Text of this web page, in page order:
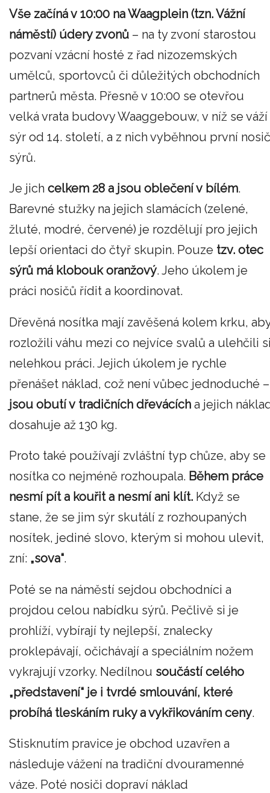
Vše začíná v 10:00 na Waagplein (tzn. Vážní
náměstí) údery zvonů – na ty zvoní starostou
pozvaní vzácní hosté z řad nizozemských
umělců, sportovců či důležitých obchodních
partnerů města. Přesně v 10:00 se otevřou
velká vrata budovy Waaggebouw, v níž se váží
sýr od 14. století, a z nich vyběhnou první
sýrů.
Je jich celkem 28 a jsou oblečení v bílém.
Barevné stužky na jejich slamácích (zelené,
žluté, modré, červené) je rozdělují pro jejich
lepší orientaci do čtyř skupin. Pouze tzv. otec
sýrů má klobouk oranžový. Jeho úkolem je
práci nosičů řídit a koordinovat.
Dřevěná nosítka mají zavěšená kolem krku,
rozložili váhu mezi co nejvíce svalů a ulehčili
nelehkou práci. Jejich úkolem je rychle
přenášet náklad, což není vůbec jednoduché –
jsou obutí v tradičních dřevácích a jejich
dosahuje až 130 kg.
Proto také používají zvláštní typ chůze, aby se
nosítka co nejméně rozhoupala. Během práce
nesmí pít a kouřit a nesmí ani klít. Když se
stane, že se jim sýr skutálí z rozhoupaných
nosítek, jediné slovo, kterým si mohou ulevit,
zní: „sova“.
Poté se na náměstí sejdou obchodníci a
projdou celou nabídku sýrů. Pečlivě si je
prohlíží, vybírají ty nejlepší, znalecky
proklepávají, očichávají a speciálním nožem
vykrajují vzorky. Nedílnou součástí celého
„představení“ je i tvrdé smlouvání, které
probíhá tleskáním ruky a vykřikováním ceny.
Stisknutím pravice je obchod uzavřen a
následuje vážení na tradiční dvouramenné
váze. Poté nosiči dopraví náklad